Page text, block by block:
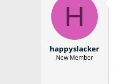
H
happyslacker
New Member